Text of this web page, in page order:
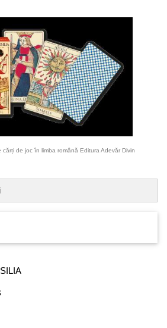
cărți de joc în limba română Editura Adevăr Divin